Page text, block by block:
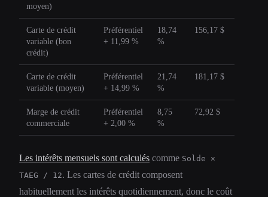
moyen)
Carte de crédit
variable (bon
crédit)
Préférentiel
+ 11,99 %
18,74
%
156,17 $
Carte de crédit
variable (moyen)
Préférentiel
+ 14,99 %
21,74
%
181,17 $
Marge de crédit
commerciale
Préférentiel
+ 2,00 %
8,75
%
72,92 $
Les intérêts mensuels sont calculés comme Solde ×
TAEG / 12. Les cartes de crédit composent
habituellement les intérêts quotidiennement, donc le coût